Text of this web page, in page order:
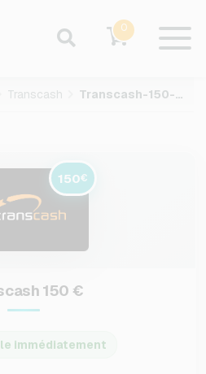
0
Transcash Transcash-150-EUR
150€
150 €
immédiatement